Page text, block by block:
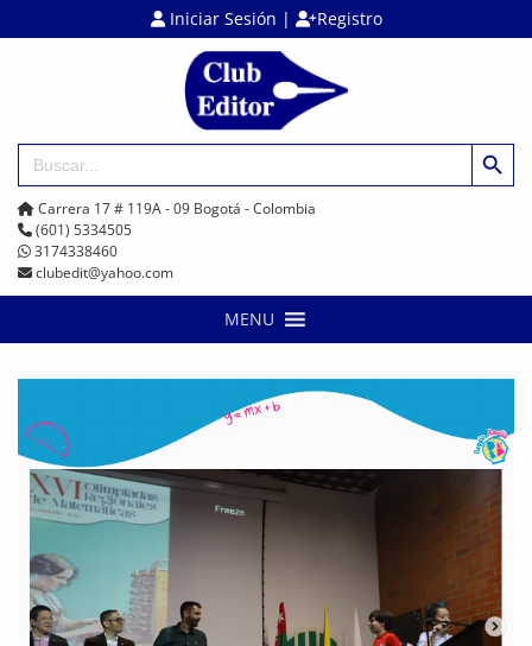
Iniciar Sesión | Registro
Buscar: Botón de
Carrera 17 # 119A - 09 Bogotá - Colombia
(601) 5334505
3174338460
clubedit@yahoo.com
MENU